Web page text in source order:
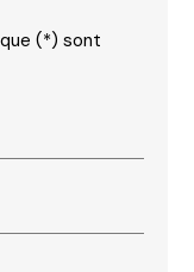
(*) sont